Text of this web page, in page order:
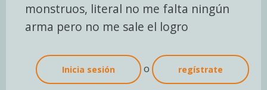
monstruos, literal no me falta ningún
arma pero no me sale el logro
Inicia sesión o regístrate